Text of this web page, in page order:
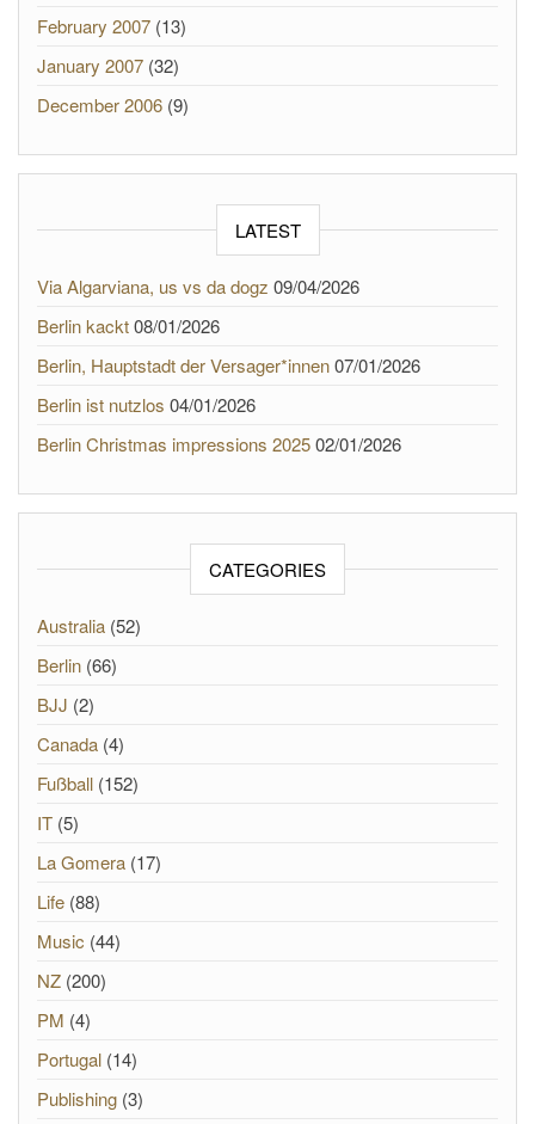
February 2007 (13)
January 2007 (32)
December 2006 (9)
LATEST
Via Algarviana, us vs da dogz 09/04/2026
Berlin kackt08/01/2026
Berlin, Hauptstadt der Versager*innen07/01/2026
Berlin ist nutzlos 04/01/2026
Berlin Christmas impressions 202502/01/2026
CATEGORIES
Australia (52)
Berlin (66)
BJJ (2)
Canada (4)
Fußball (152)
IT (5)
La Gomera (17)
Life (88)
Music (44)
NZ (200)
PM (4)
Portugal (14)
Publishing (3)